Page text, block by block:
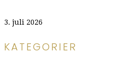
3. juli 2026
KATEGORIER